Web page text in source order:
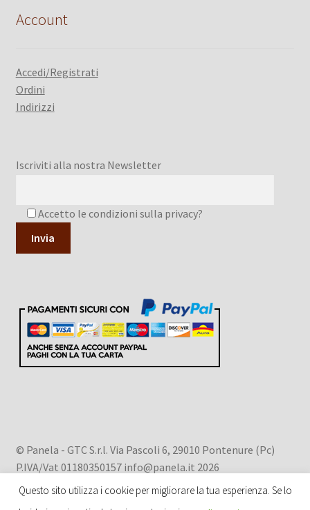
Account
Accedi/Registrati
Ordini
Indirizzi
Iscriviti alla nostra Newsletter
Accetto le condizioni sulla privacy?
t
n
e
:
© Panela - GTC S.r.l. Via Pascoli 6, 29010 Pontenure (Pc)
P.IVA/Vat 01180350157 info@panela.it 2026
Privacy Policy.
Questo sito utilizza i cookie per migliorare la tua esperienza. Se lo